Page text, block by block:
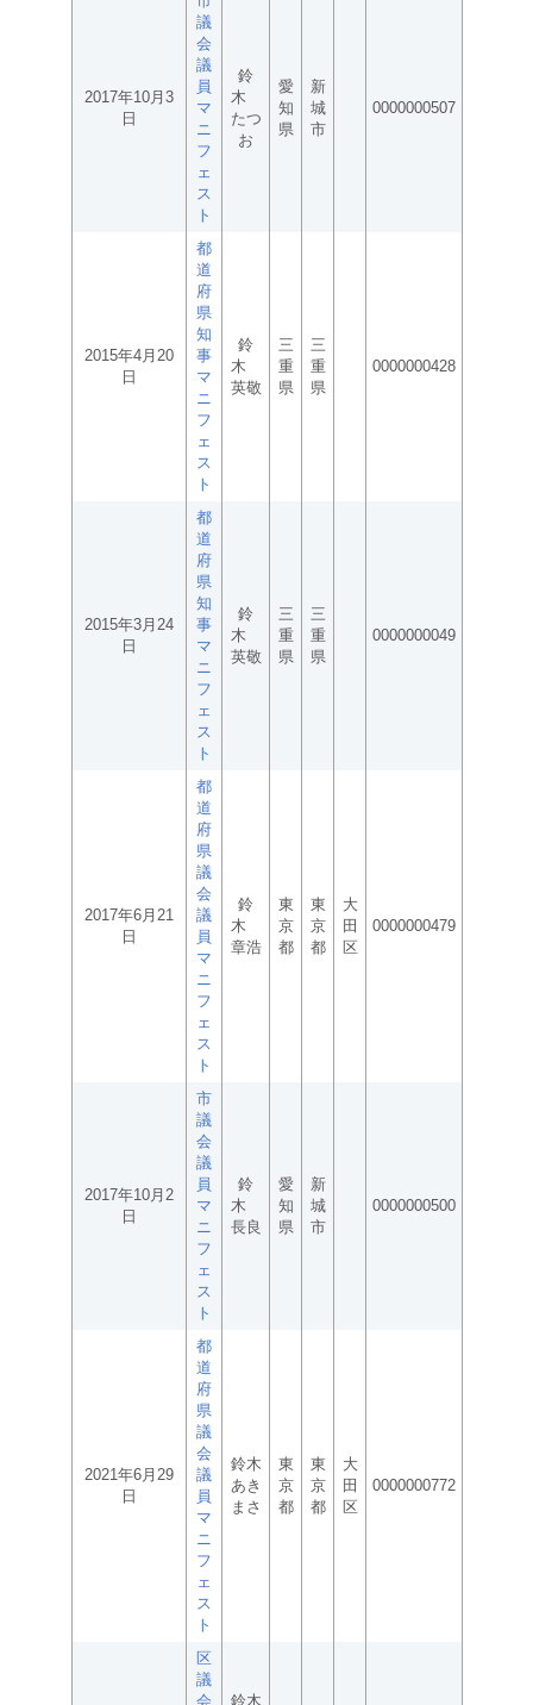
2017年10月3
日
議
会
議
員
マ
ニ
フ
ェ
ス
ト
鈴
木
たつ
お
愛
知
県
新
城
市
0000000507
2015年4月20
日
都
道
府
県
知
事
マ
ニ
フ
ェ
ス
ト
鈴
木
英敬
三
重
県
三
重
県
0000000428
2015年3月24
日
都
道
府
県
知
事
マ
ニ
フ
ェ
ス
ト
鈴
木
英敬
三
重
県
三
重
県
0000000049
2017年6月21
日
都
道
府
県
議
会
議
員
マ
ニ
フ
ェ
ス
ト
鈴
木
章浩
東
京
都
東
京
都
大
田
区
0000000479
2017年10月2
日
市
議
会
議
員
マ
ニ
フ
ェ
ス
ト
鈴
木
長良
愛
知
県
新
城
市
0000000500
2021年6月29
日
都
道
府
県
議
会
議
員
マ
ニ
フ
ェ
ス
ト
鈴木
あき
まさ
東
京
都
東
京
都
大
田
区
0000000772
区
議
会
鈴木